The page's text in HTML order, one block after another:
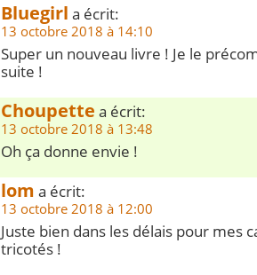
Bluegirl a écrit:
13 octobre 2018 à 14:10
Super un nouveau livre ! Je le
suite !
Choupette a écrit:
13 octobre 2018 à 13:48
Oh ça donne envie !
lom a écrit:
13 octobre 2018 à 12:00
Juste bien dans les délais pour mes
tricotés !